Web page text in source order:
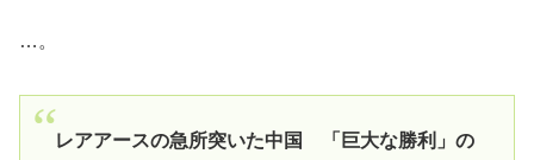
…。
レアアースの急所突いた中国 「巨大な勝利」の